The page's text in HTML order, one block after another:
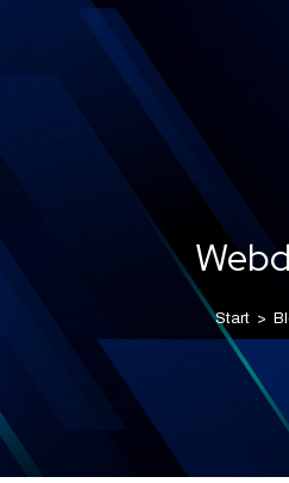
Start >